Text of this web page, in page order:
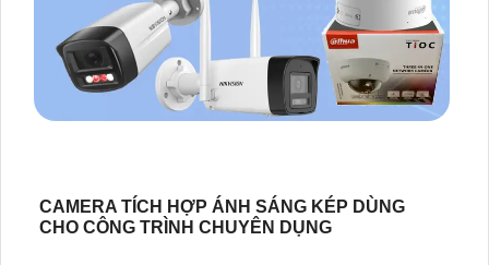
CAMERA TÍCH HỢP ÁNH SÁNG KÉP DÙNG
CHO CÔNG TRÌNH CHUYÊN DỤNG